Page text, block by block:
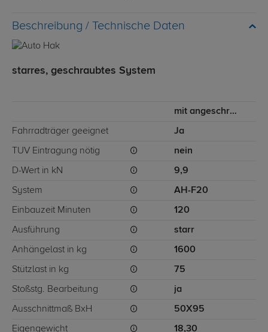
Technische Daten
starres, geschraubtes System
mit angeschraubtem Kugelkopf
Fahrradträger geeignet Ja
TÜV Eintragung nötig nein
D-Wert in kN 9,9
System AH-F20
Einbauzeit Minuten 120
Ausführung starr
Anhängelast in kg 1600
Stützlast in kg 75
Stoßstg. Bearbeitung ja
Ausschnittmaß BxH 50X95
Eigengewicht 18,30